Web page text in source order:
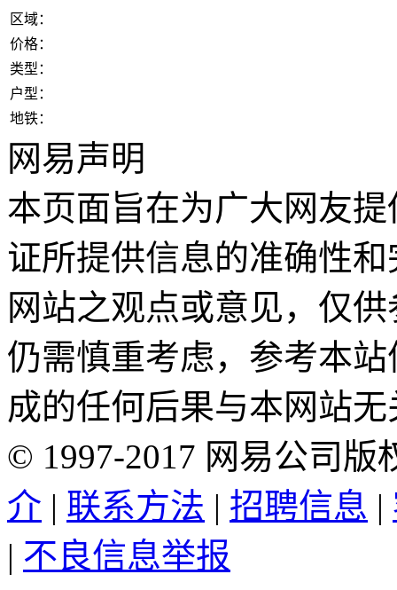
区域：
价格：
类型：
户型：
地铁：
网易声明
本页面旨在为广大网友
证所提供信息的准确性
网站之观点或意见，仅
仍需慎重考虑，参考本
成的任何后果与本网站
© 1997-2017 网易公司版
介 | 联系方法 | 招聘信息 |
| 不良信息举报